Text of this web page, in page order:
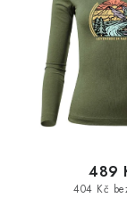
404 Kč
489